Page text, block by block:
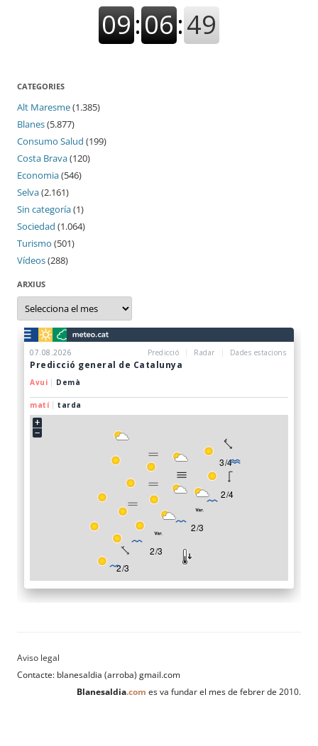
CATEGORIES
Alt Maresme(1.385)
Blanes(5.877)
Consumo Salud (199)
Costa Brava(120)
Economia(546)
Selva(2.161)
Sin categoría(1)
Sociedad (1.064)
Turismo (501)
Vídeos(288)
ARXIUS
Arxius
Contacte: blanesaldia (arroba) gmail.com
Blanesaldia.com es va fundar el mes de febrer de 2010.